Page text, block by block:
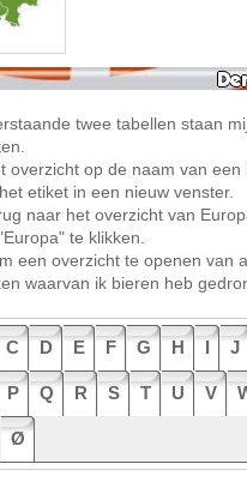
twee tabellen staan
overzicht op de naam van een
etiket in een nieuw venster.
naar het overzicht van
te klikken.
een overzicht te openen van
waarvan ik bieren heb
C D E F G H I J
P Q R S T U V
Ø